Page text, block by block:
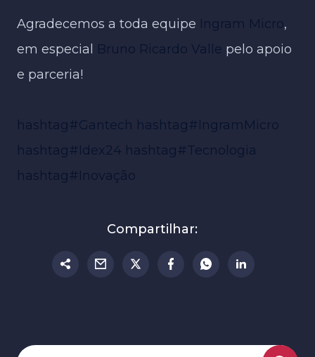
Agradecemos a toda equipe Ingram Micro,
em especial Bruno Ricardo Valle pelo apoio
e parceria!
hashtag#Gantech hashtag#IngramMicro
hashtag#Idex24 hashtag#Tecnologia
hashtag#Inovação
Compartilhar: